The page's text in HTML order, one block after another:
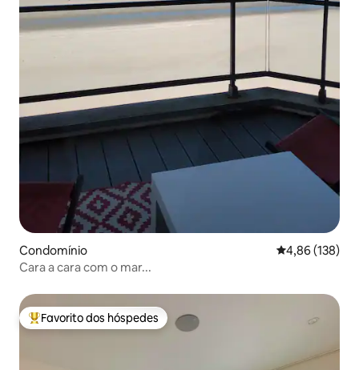
Condomínio Classificação
4,86 (138)
Cara a cara com o mar...
Favoritos dos hóspedes mais apreciados
Favorito dos hóspedes